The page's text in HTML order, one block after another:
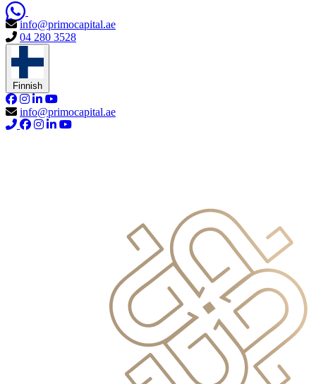
info@primocapital.ae
04 280 3528
Finnish
info@primocapital.ae